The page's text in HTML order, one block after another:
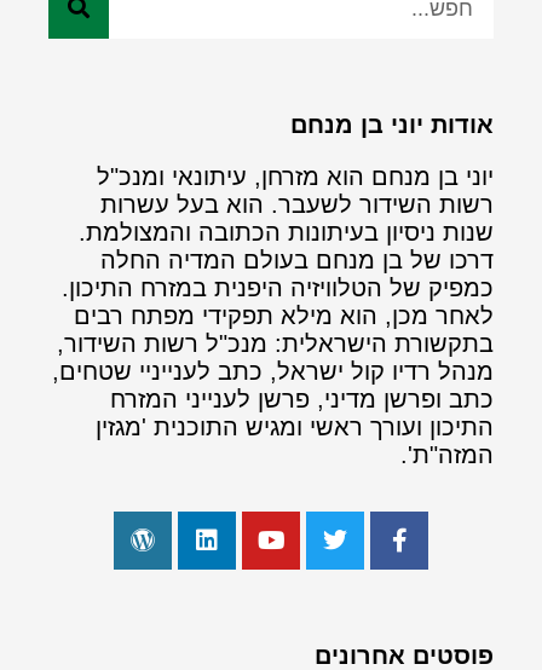
אודות יוני בן מנחם
יוני בן מנחם הוא מזרחן, עיתונאי ומנכ"ל
רשות השידור לשעבר. הוא בעל עשרות
שנות ניסיון בעיתונות הכתובה והמצולמת.
דרכו של בן מנחם בעולם המדיה החלה
כמפיק של הטלוויזיה היפנית במזרח התיכון.
לאחר מכן, הוא מילא תפקידי מפתח רבים
בתקשורת הישראלית: מנכ"ל רשות השידור,
מנהל רדיו קול ישראל, כתב לענייניי שטחים,
כתב ופרשן מדיני, פרשן לענייני המזרח
התיכון ועורך ראשי ומגיש התוכנית 'מגזין
המזה"ת'.
פוסטים אחרונים